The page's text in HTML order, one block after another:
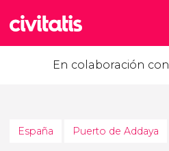
En colaboración con
España Puerto de Addaya